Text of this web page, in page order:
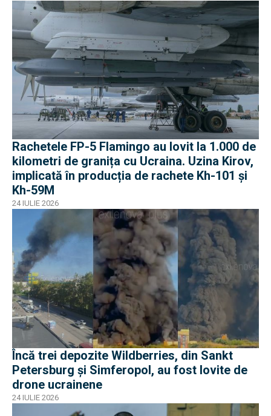
Rachetele FP-5 Flamingo au lovit la 1.000 de
kilometri de granița cu Ucraina. Uzina Kirov,
implicată în producția de rachete Kh-101 și
Kh-59M
24 IULIE 2026
Încă trei depozite Wildberries, din Sankt
Petersburg și Simferopol, au fost lovite de
drone ucrainene
24 IULIE 2026